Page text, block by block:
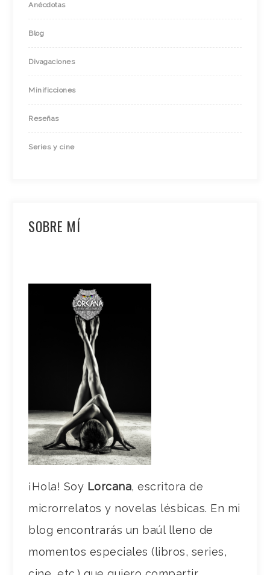
Anécdotas
Blog
Divagaciones
Minificciones
Reseñas
Series y cine
SOBRE MÍ
¡Hola! Soy Lorcana, escritora de
microrrelatos y novelas lésbicas. En mi
blog encontrarás un baúl lleno de
momentos especiales (libros, series,